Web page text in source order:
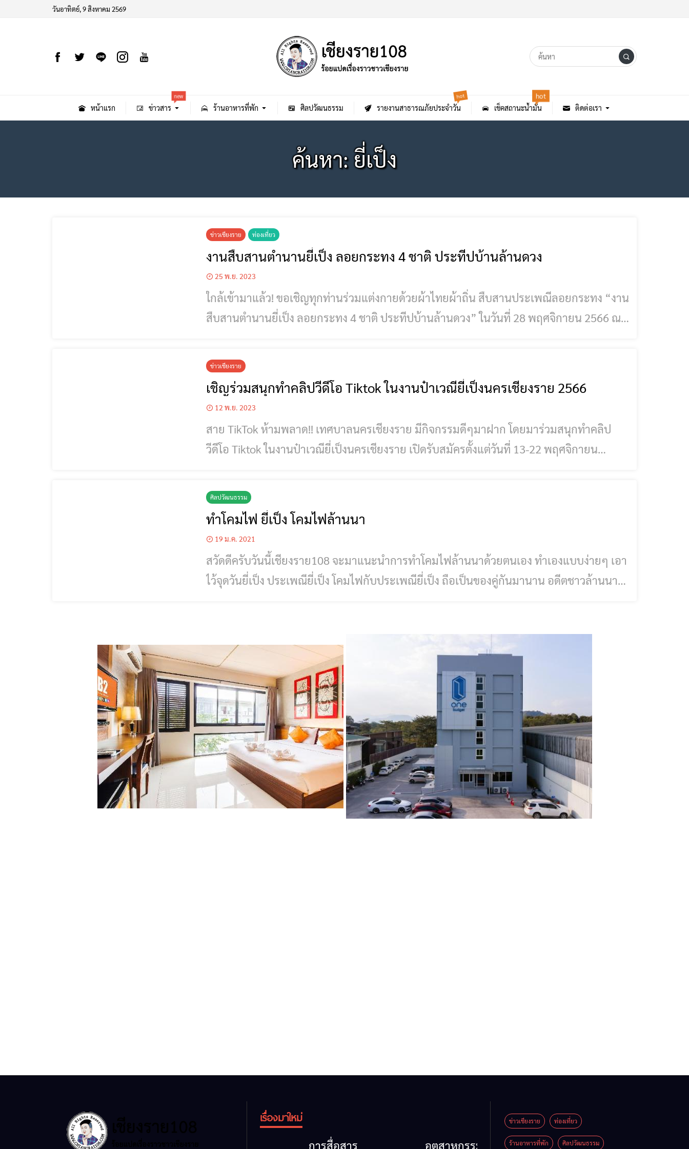
วันอาทิตย์, 9 สิงหาคม 2569
หน้าแรก ข่าวสาร
new
ร้านอาหารที่พัก ศิลปวัฒนธรรม รายงานสาธารณภัยประจำวัน
hot
เช็คสถานะน้ำมัน
hot
ติดต่อเรา
ค้นหา: ยี่เป็ง
ข่าวเชียงราย ท่องเที่ยว
งานสืบสานตำนานยี่เป็ง ลอยกระทง 4 ชาติ ประทีปบ้านล้านดวง
25 พ.ย. 2023
ใกล้เข้ามาแล้ว! ขอเชิญทุกท่านร่วมแต่งกายด้วยผ้าไทยผ้าถิ่น สืบสานประเพณีลอยกระทง “งาน
สืบสานตำนานยี่เป็ง ลอยกระทง 4 ชาติ ประทีปบ้านล้านดวง” ในวันที่ 28 พฤศจิกายน 2566 ณ
เชิญชวนเที่ยว ป๋าเวณียี่เป็ง เมืองเชียงแสน ระหว่างวันที่ 27 - 28 พฤศจิกายน 2566 ณ ถนนริม
โขง หน้าที่ว่าการอำเภอเชียงแสน ชมกระทงสายในแม่น
ข่าวเชียงราย
เชิญร่วมสนุกทำคลิปวีดีโอ Tiktok ในงานป๋าเวณียี่เป็งนครเชียงราย 2566
12 พ.ย. 2023
สาย TikTok ห้ามพลาด!! เทศบาลนครเชียงราย มีกิจกรรมดีๆมาฝาก โดยมาร่วมสนุกทำคลิป
วีดีโอ Tiktok ในงานป๋าเวณียี่เป็งนครเชียงราย เปิดรับสมัครตั้งแต่วันที่ 13-22 พฤศจิกายน
(50 คน)ทำคลิปวิดีโอที่มีความยาว ไม่น้อยกว่า 1-3 นาที (ตามรายละเอียดแนบท้าย)กดติดตาม
ศิลปวัฒนธรรม
ทำโคมไฟ ยี่เป็ง โคมไฟล้านนา
19 ม.ค. 2021
สวัดดีครับวันนี้เชียงราย108 จะมาแนะนำการทำโคมไฟล้านนาด้วยตนเอง ทำเองแบบง่ายๆ เอา
ไว้จุดวันยี่เป็ง ประเพณียี่เป็ง โคมไฟกับประเพณียี่เป็ง ถือเป็นของคู่กันมานาน อดีตชาวล้านนามี
เรื่องมาใหม่
การสื่อสาร อุตสาหกรรม
ข่าวเชียงราย ท่องเที่ยว
ร้านอาหารที่พัก ศิลปวัฒนธรรม